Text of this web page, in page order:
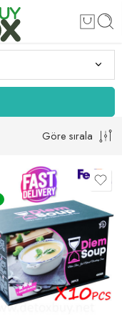
Göre sırala